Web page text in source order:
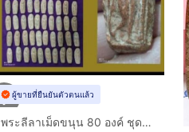
ผู้ขายที่ยืนยันตัวตนแล้ว
พระลีลาเม็ดขนุน 80 องค์ ชุดสวยสมบูรณ์